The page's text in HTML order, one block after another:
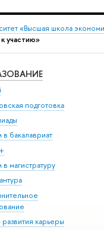
«Высшая школа
участию»
подготовка
бакалавриат
магистратуру
карьеры